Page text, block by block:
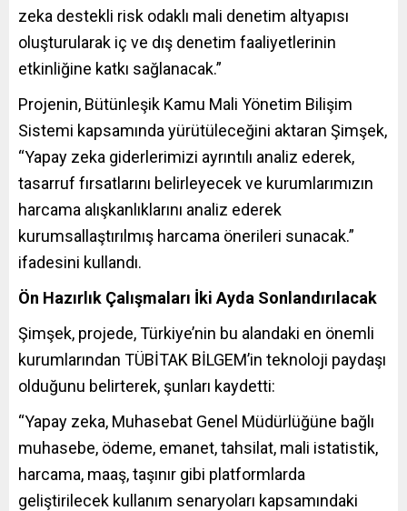
zeka destekli risk odaklı mali denetim altyapısı
oluşturularak iç ve dış denetim faaliyetlerinin
etkinliğine katkı sağlanacak.”
Projenin, Bütünleşik Kamu Mali Yönetim Bilişim
Sistemi kapsamında yürütüleceğini aktaran Şimşek,
“Yapay zeka giderlerimizi ayrıntılı analiz ederek,
tasarruf fırsatlarını belirleyecek ve kurumlarımızın
harcama alışkanlıklarını analiz ederek
kurumsallaştırılmış harcama önerileri sunacak.”
ifadesini kullandı.
Ön Hazırlık Çalışmaları İki Ayda Sonlandırılacak
Şimşek, projede, Türkiye’nin bu alandaki en önemli
kurumlarından TÜBİTAK BİLGEM’in teknoloji paydaşı
olduğunu belirterek, şunları kaydetti:
“Yapay zeka, Muhasebat Genel Müdürlüğüne bağlı
muhasebe, ödeme, emanet, tahsilat, mali istatistik,
harcama, maaş, taşınır gibi platformlarda
geliştirilecek kullanım senaryoları kapsamındaki